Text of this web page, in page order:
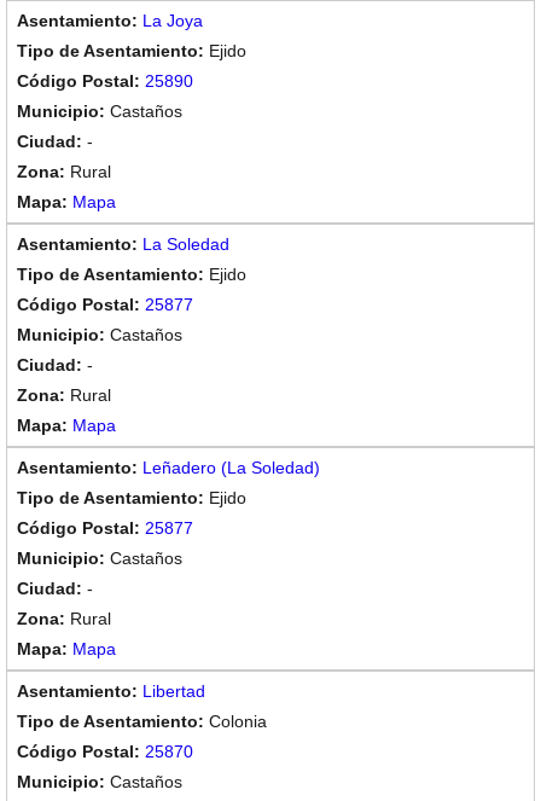
La Joya
Ejido
25890
Castaños
-
Rural
Mapa
La Soledad
Ejido
25877
Castaños
-
Rural
Mapa
Leñadero (La Soledad)
Ejido
25877
Castaños
-
Rural
Mapa
Libertad
Colonia
25870
Castaños